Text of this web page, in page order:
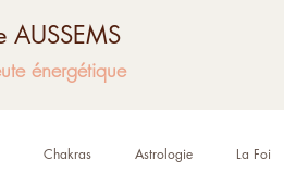
AUSSEMS
énergétique
Chakras Astrologie La Foi